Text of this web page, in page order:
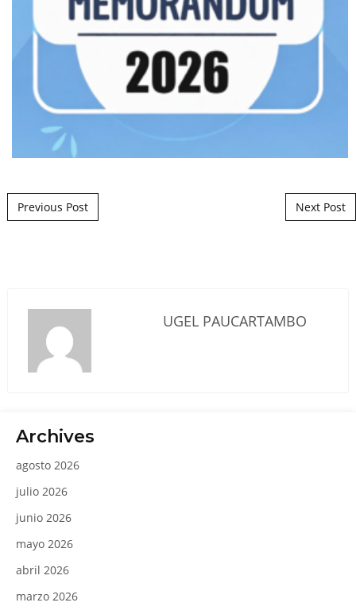
Post navigation
Previous Post Next Post
UGEL PAUCARTAMBO
Archives
agosto 2026
julio 2026
junio 2026
mayo 2026
abril 2026
marzo 2026